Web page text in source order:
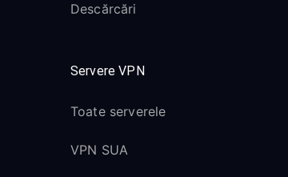
Descărcări
Servere VPN
Toate serverele
VPN SUA